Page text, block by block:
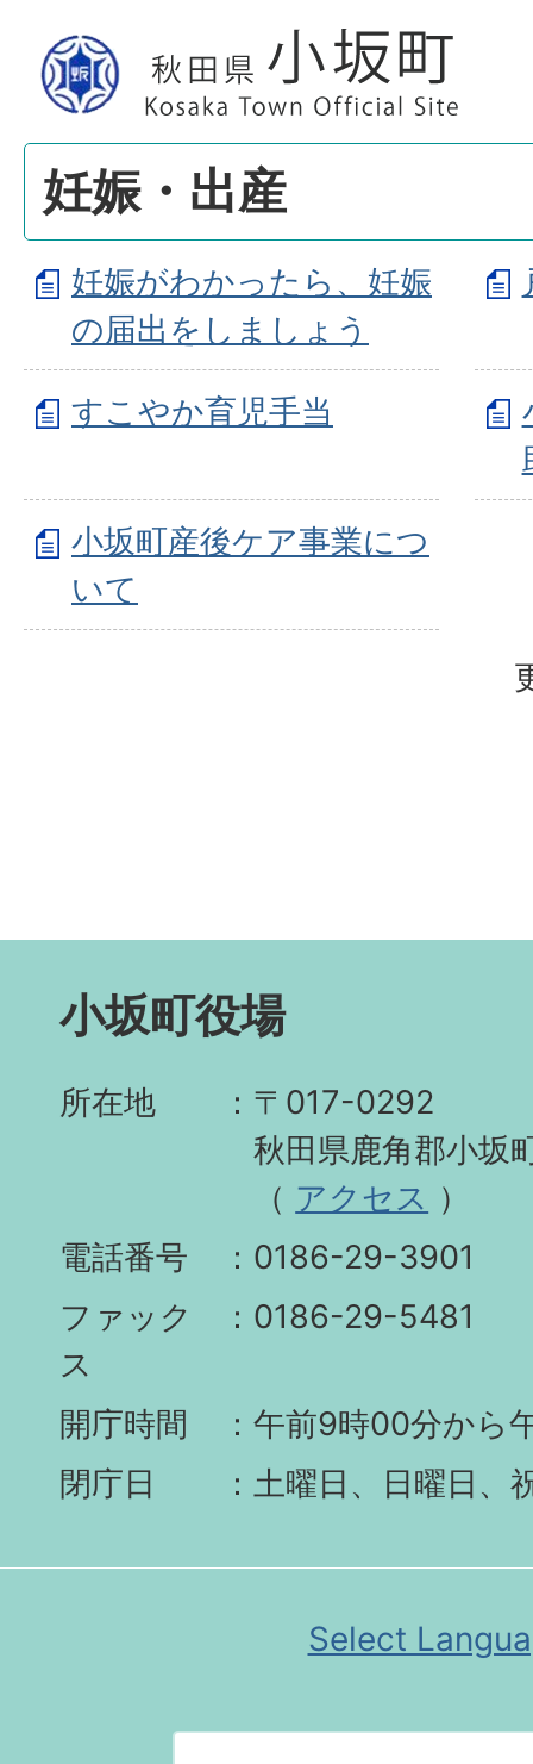
妊娠・出産
妊娠がわかったら、妊娠
の届出をしましょう
すこやか育児手当
小坂町産後ケア事業につ
いて
小坂町役場
所在地
〒017-0292
秋田県鹿角郡小坂
（ アクセス ）
電話番号
0186-29-3901
ファック
ス
0186-29-5481
開庁時間
午前9時00分から
閉庁日
土曜日、日曜日、
Select